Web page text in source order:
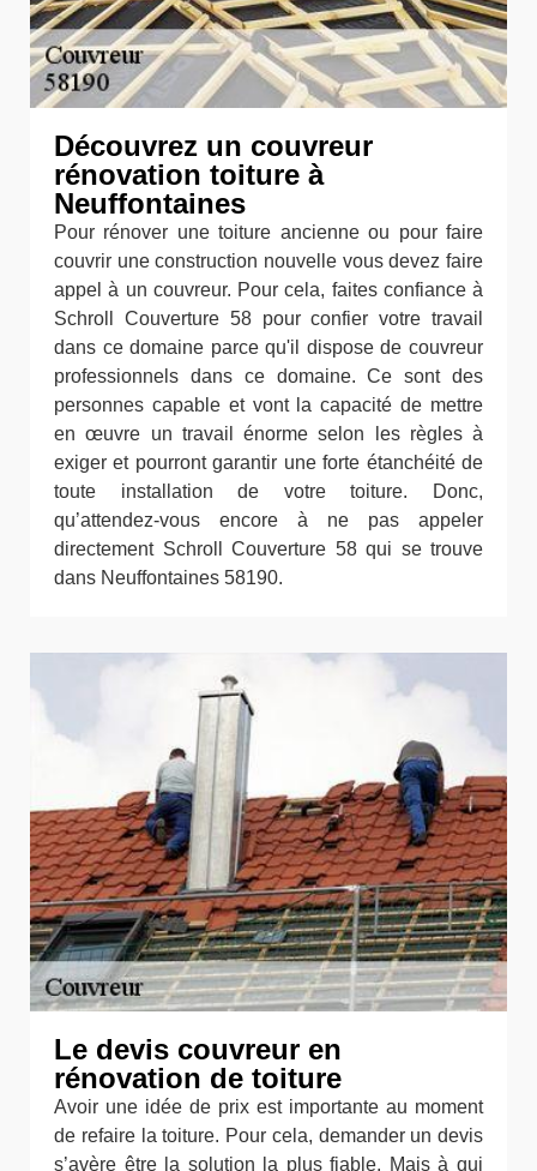
Découvrez un couvreur
rénovation toiture à
Neuffontaines
Pour rénover une toiture ancienne ou pour faire
couvrir une construction nouvelle vous devez faire
appel à un couvreur. Pour cela, faites confiance à
Schroll Couverture 58 pour confier votre travail
dans ce domaine parce qu'il dispose de couvreur
professionnels dans ce domaine. Ce sont des
personnes capable et vont la capacité de mettre
en œuvre un travail énorme selon les règles à
exiger et pourront garantir une forte étanchéité de
toute installation de votre toiture. Donc,
qu’attendez-vous encore à ne pas appeler
directement Schroll Couverture 58 qui se trouve
dans Neuffontaines 58190.
Le devis couvreur en
rénovation de toiture
Avoir une idée de prix est importante au moment
de refaire la toiture. Pour cela, demander un devis
s’avère être la solution la plus fiable. Mais à qui